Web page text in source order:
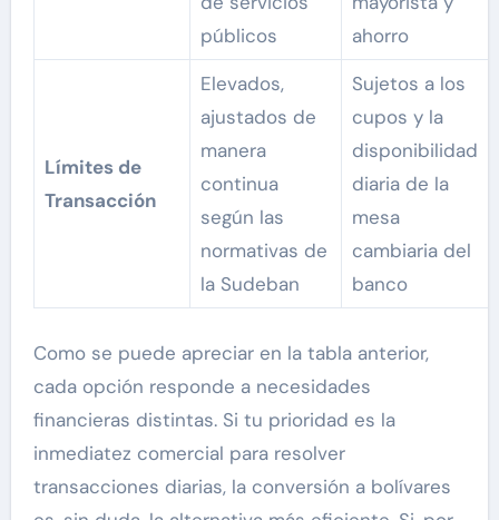
públicos
ahorro
Límites de
Transacción
Elevados,
ajustados de
manera
continua
según las
normativas de
la Sudeban
Sujetos a los
cupos y la
disponibilidad
diaria de la
mesa
cambiaria del
banco
Como se puede apreciar en la tabla anterior,
cada opción responde a necesidades
financieras distintas. Si tu prioridad es la
inmediatez comercial para resolver
transacciones diarias, la conversión a bolívares